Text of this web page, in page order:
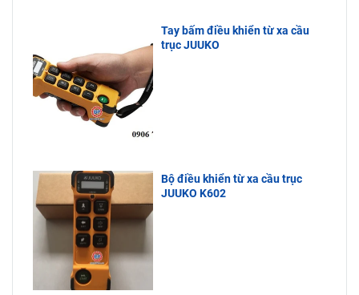
Tay bấm điều khiển từ xa cầu
trục JUUKO
Bộ điều khiển từ xa cầu trục
JUUKO K602